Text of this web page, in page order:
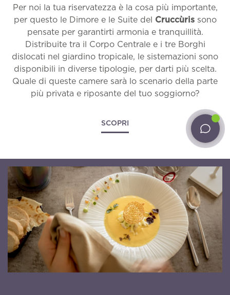
Il Cruccùris
Camere
Esperienze
Cibo e momenti
Pet inclusive hospitality
Ospiti esterni
Matrimoni intimi
Offerte
INFO PRATICHE CONTATTI NEWSLETTER
Per noi la tua riservatezza è la cosa più importante,
per questo le Dimore e le Suite del Cruccùrissono
pensate per garantirti armonia e tranquillità.
Distribuite tra il Corpo Centrale e i tre Borghi
dislocati nel giardino tropicale, le sistemazioni sono
disponibili in diverse tipologie, per darti più scelta.
Quale di queste camere sarà lo scenario della parte
più privata e riposante del tuo soggiorno?
SCOPRI
Newsletter.
Ti invieremo via e-mail aggiornamenti sulle
offerte, i pacchetti e su tutte le novità del
Cruccùris Resort.
Email *
informativa sulla privacye
Acconsento al trattamento dei dati come
risultante dell'informativa privacy
per le finalità di
invio di materiale promozionale.